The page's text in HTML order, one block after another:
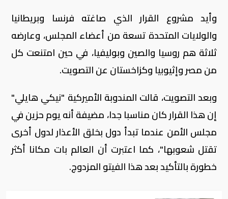
وأيد مشروع القرار الذي صاغته فرنسا وبريطانيا
والولايات المتحدة تسعة من أعضاء المجلس، وعارضه
ثلاثة هم روسيا والصين وبوليفيا، في حين امتنعت كل
من مصر وإثيوبيا وكزاخستان عن التصويت.
وبعد التصويت، قالت المندوبة الأميركية "نيكي هايلي"
إن هذا القرار كان مناسبا جدا، مضيفة أنه يوم حزين في
مجلس الأمن عندما تبدأ دول بخلق الأعذار لدول أخرى
تقتل شعوبها"، كما اعتبرت أن العالم بات مكانا أكثر
خطورة بالتأكيد بعد هذا الفيتو المزدوج.